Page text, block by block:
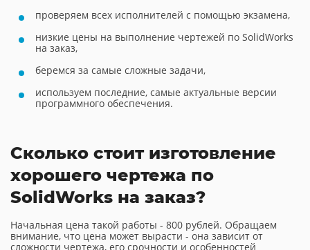
проверяем всех исполнителей с помощью экзамена,
низкие цены на выполнение чертежей по SolidWorks
на заказ,
беремся за самые сложные задачи,
используем последние, самые актуальные версии
программного обеспечения.
Сколько стоит изготовление
хорошего чертежа по
SolidWorks на заказ?
Начальная цена такой работы - 800 рублей. Обращаем
внимание, что цена может вырасти - она зависит от
сложности чертежа, его срочности и особенностей